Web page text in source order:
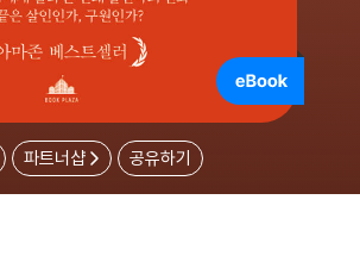
파트너샵 공유하기